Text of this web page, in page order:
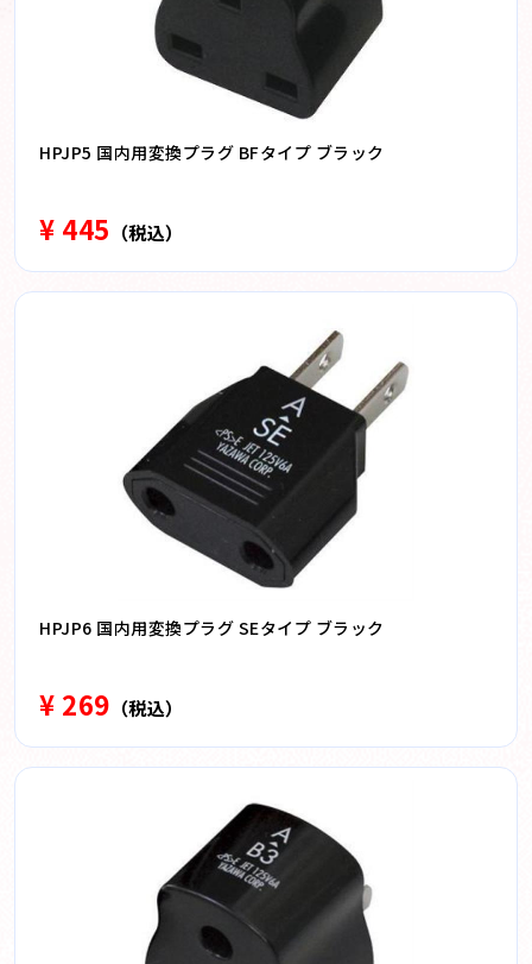
HPJP5 国内用変換プラグ BFタイプ ブラック
¥ 445 （税込）
HPJP6 国内用変換プラグ SEタイプ ブラック
¥ 269 （税込）